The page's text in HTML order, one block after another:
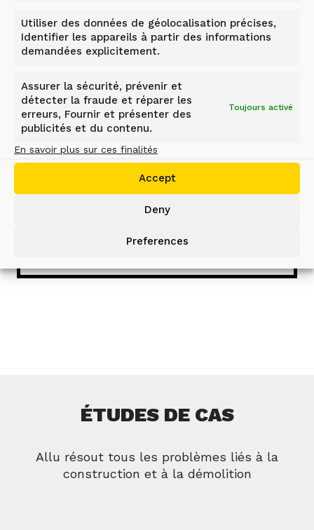
Utiliser des données de géolocalisation précises,
Identifier les appareils à partir des informations
demandées explicitement.
Assurer la sécurité, prévenir et
détecter la fraude et réparer les
erreurs, Fournir et présenter des
publicités et du contenu.
Toujours activé
En savoir plus sur ces finalités
Accept
Deny
Preferences
GODET CONCASSEUR
Transporteurs 4 – 38 t
concassage conçu pour broyer et
recycler différents matériaux sur
place.
DÉCOUVRIR
ÉTUDES DE CAS
Allu résout tous les problèmes liés à la
construction et à la démolition